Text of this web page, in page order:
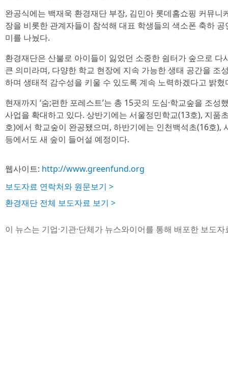
완공식에는 백재욱 환경재단 부장, 김민아 롯데홈쇼핑 커뮤니
장을 비롯한 관계자들이 참석해 대표 학생들의 색소폰 축하
미를 나눴다.
환경재단은 산불로 아이들이 잃었던 소중한 쉼터가 숲으로 다
큰 의미라며, 다양한 학교 현장에 지속 가능한 생태 공간을 조
하며 생태적 감수성을 키울 수 있도록 계속 노력하겠다고 밝혔
현재까지 ‘숨;편한 포레스트’는 총 15곳의 도심·학교숲을 조
사업을 확대하고 있다. 상반기에는 서울정민학교(13호), 지품
호)에서 학교숲이 완공됐으며, 하반기에는 인천백석초(16호),
등에서도 새 숲이 들어설 예정이다.
웹사이트: http://www.greenfund.org
보도자료 연락처와 원문보기 >
환경재단 전체 보도자료 보기 >
이 뉴스는 기업·기관·단체가 뉴스와이어를 통해 배포한 보도